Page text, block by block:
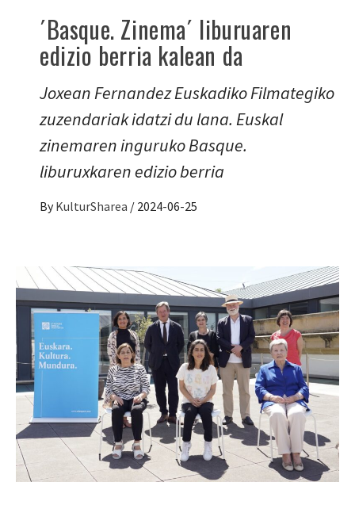
´Basque. Zinema´ liburuaren
edizio berria kalean da
Joxean Fernandez Euskadiko Filmategiko
zuzendariak idatzi du lana. Euskal
zinemaren inguruko Basque.
liburuxkaren edizio berria
By KulturSharea / 2024-06-25